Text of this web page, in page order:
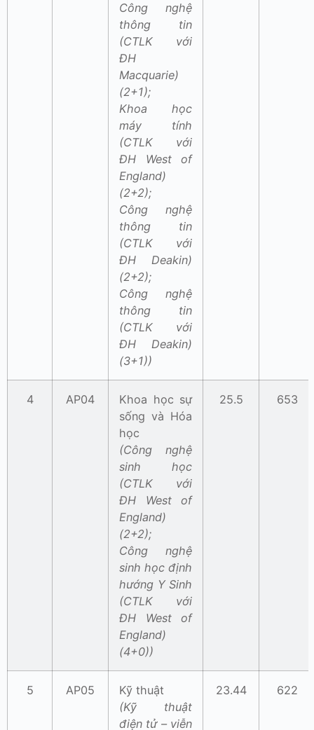
Công nghệ
thông tin
(CTLK với
ĐH
Macquarie)
(2+1);
Khoa học
máy tính
(CTLK với
ĐH West of
England)
(2+2);
Công nghệ
thông tin
(CTLK với
ĐH Deakin)
(2+2);
Công nghệ
thông tin
(CTLK với
ĐH Deakin)
(3+1))
4 AP04
Khoa học sự
sống và Hóa
học
(Công nghệ
sinh học
(CTLK với
ĐH West of
England)
(2+2);
Công nghệ
sinh học định
hướng Y Sinh
(CTLK với
ĐH West of
England)
(4+0))
25.5 653
5 AP05
Kỹ thuật
(Kỹ thuật
điện tử – viễn
23.44 622